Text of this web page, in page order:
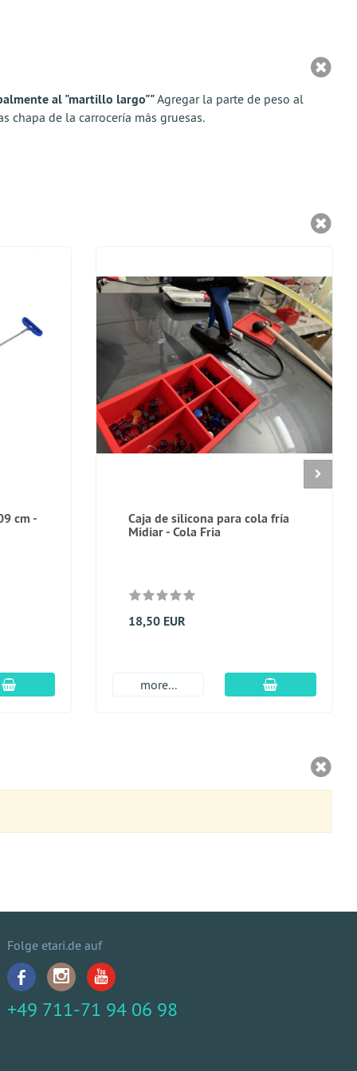
al "martillo largo""Agregar la parte de peso al
de la carrocería más gruesas.
cm -
En el carro de compras
Caja de silicona para cola fría
Midiar - Cola Fria
18,50 EUR
more... En el carro de
Folge etari.de auf
+49 711-71 94 06 98